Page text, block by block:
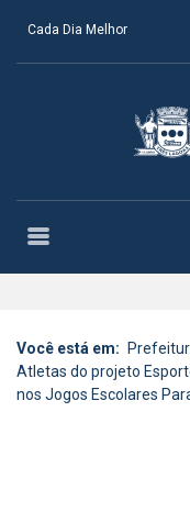
Cada Dia Melhor
Você está em:
Atletas do projeto
nos Jogos Escolares